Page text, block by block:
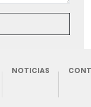
NOTICIAS